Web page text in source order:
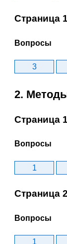
Страница
Вопросы
3
2.
Страница
Вопросы
1
Страница
Вопросы
1